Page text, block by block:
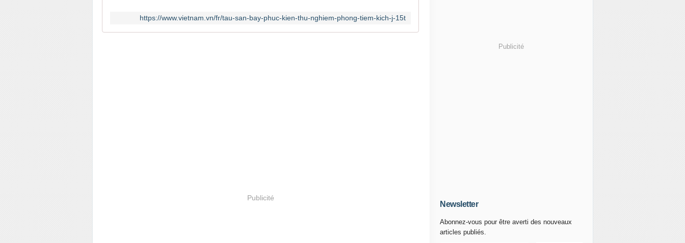
https://www.vietnam.vn/fr/tau-san-bay-phuc-kien-thu-nghiem-phong-tiem-kich-j-15t
Publicité
Publicité
Newsletter
Abonnez-vous pour être averti des nouveaux
articles publiés.